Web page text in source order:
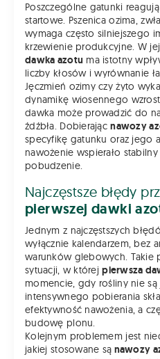
Poszczególne gatunki
startowe. Pszenica ozima,
wymaga często silniejszego
krzewienie produkcyjne. W
dawka azotu ma istotny
liczby kłosów i wyrównanie
Jęczmień ozimy czy żyto
dynamikę wiosennego
dawka może prowadzić do
źdźbła. Dobierającnawozy
specyfikę gatunku oraz jego
nawożenie wspierało
pobudzenie.
Najczęstsze błędy
pierwszej dawki
Jednym z najczęstszych
wyłącznie kalendarzem, bez
warunków glebowych. Takie
sytuacji, w którejpierwsza
momencie, gdy rośliny nie
intensywnego pobierania
efektywność nawożenia, a
budowę plonu.
Kolejnym problemem jest
jakiej stosowane są nawozy